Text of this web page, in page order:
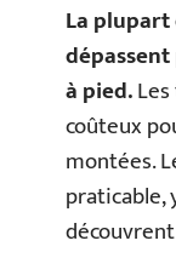
La
à pied.
coûteux
montées.
praticable,